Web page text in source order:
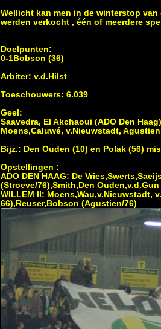
Wellicht kan men in de winterstop
werden verkocht , één of meerdere
Doelpunten:
0-1Bobson (36)
Arbiter: v.d.Hilst
Toeschouwers: 6.039
Geel:
Saavedra, El Akchaoui (ADO Den Haag)
Moens,Caluwé, v.Nieuwstadt,
Bijz.: Den Ouden (10) en Polak (56)
Opstellingen :
ADO DEN HAAG: De
(Stroeve/76),Smith,Den Ouden,v.d.Gun
WILLEM II: Moens,Wau,v.Nieuwstadt,
66),Reuser,Bobson (Agustien/76)